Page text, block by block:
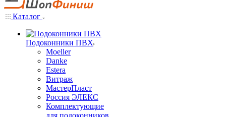
Каталог
Подоконники ПВХ
Moeller
Danke
Estera
Витраж
МастерПласт
Россия ЭЛЕКС
Комплектующие
для подоконников